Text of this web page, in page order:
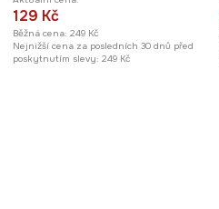
129 Kč
Běžná cena: 249 Kč
Nejnižší cena za posledních 30 dnů před
poskytnutím slevy: 249 Kč